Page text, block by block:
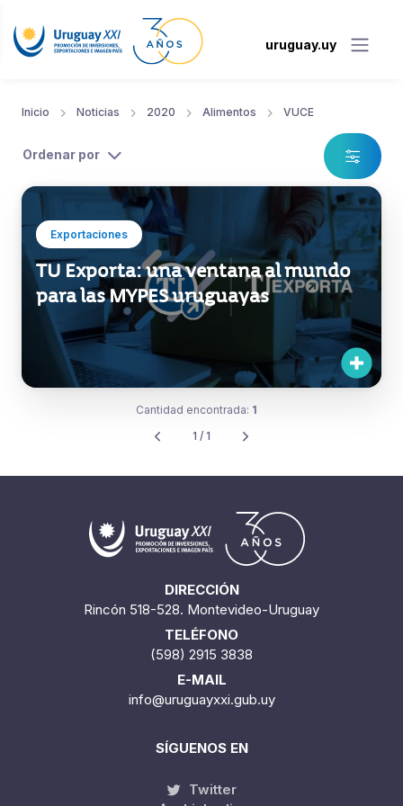
uruguay.uy
Inicio Noticias 2020 Alimentos VUCE
Ordenar por
Exportaciones
TU Exporta: una ventana al mundo
para las MYPES uruguayas
Cantidad encontrada: 1
1 / 1
DIRECCIÓN
Rincón 518-528. Montevideo-Uruguay
TELÉFONO
(598) 2915 3838
E-MAIL
info@uruguayxxi.gub.uy
SÍGUENOS EN
Twitter